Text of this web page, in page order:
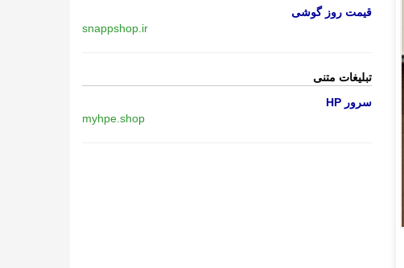
قیمت روز گوشی
snappshop.ir
تبلیغات متنی
سرور HP
myhpe.shop